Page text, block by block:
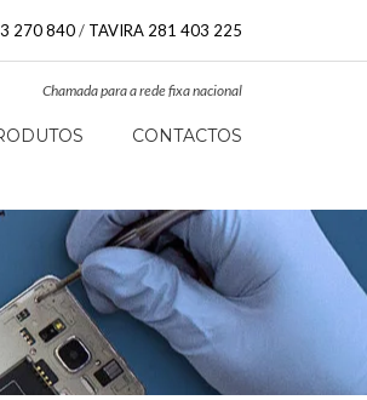
270 840/ TAVIRA 281 403 225
Chamada para a rede fixa nacional
CONTACTOS